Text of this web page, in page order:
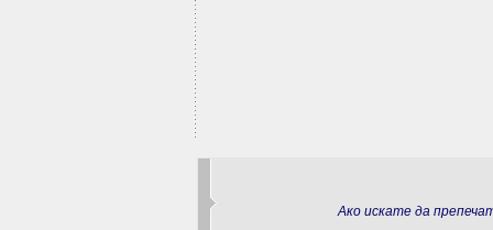
Ако искате да